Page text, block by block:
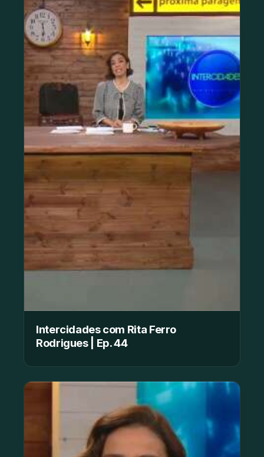
Intercidades com Rita Ferro
Rodrigues | Ep. 44